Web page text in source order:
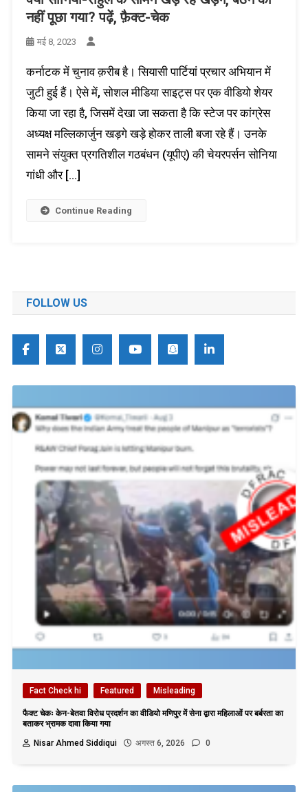
नहीं पूछा गया? पढ़ें, फ़ैक्ट-चेक
मई 8, 2023
कर्नाटक में चुनाव क़रीब है। सियासी पार्टियां प्रचार अभियान में
जुटी हुई हैं। ऐसे में, सोशल मीडिया साइट्स पर एक वीडियो शेयर
किया जा रहा है, जिसमें देखा जा सकता है कि स्टेज पर कांग्रेस
अध्यक्ष मल्लिकार्जुन खड़गे खड़े होकर ताली बजा रहे हैं। उनके
सामने संयुक्त प्रगतिशील गठबंधन (यूपीए) की चेयरपर्सन सोनिया
गांधी और […]
Continue Reading
FOLLOW US
Fact Check hi Featured Misleading
फैक्ट चेकः केन-बेतवा विरोध प्रदर्शन का वीडियो मणिपुर में सेना द्वारा महिलाओं पर बर्बरता का
बताकर भ्रामक दावा किया गया
Nisar Ahmed Siddiqui
अगस्त 6, 2026 0